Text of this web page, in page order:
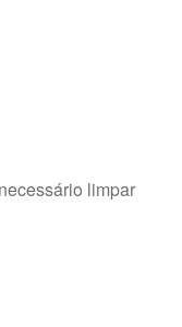
limpar